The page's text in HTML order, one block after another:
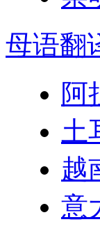
母语翻
阿
土
越
意